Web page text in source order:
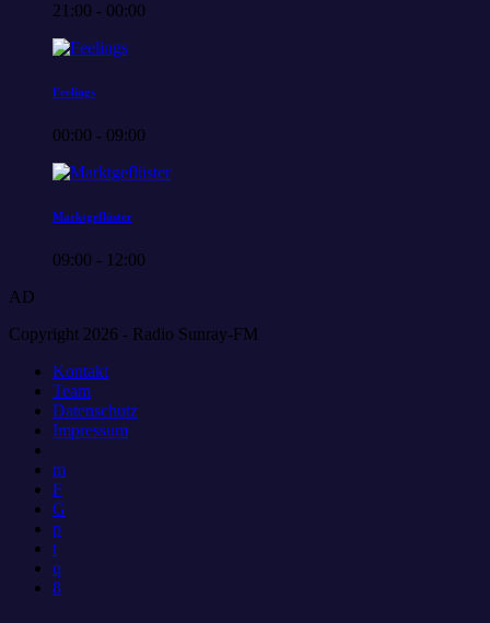
21:00 - 00:00
Feelings
00:00 - 09:00
Marktgeflüster
09:00 - 12:00
AD
Copyright 2026 - Radio Sunray-FM
Kontakt
Team
Datenschutz
Impressum